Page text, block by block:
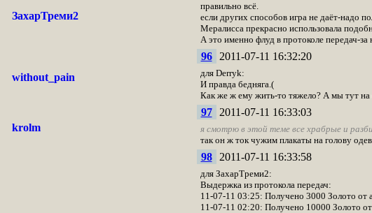
ЗахарТреми2
правильно всё.
если других способов игра не даёт-надо
Мералисса прекрасно использовала
А это именно флуд в протоколе передач-
without_pain
96 2011-07-11 16:32:20
для Derryk:
И правда бедняга.(
Как же ж ему жить-то тяжело? А мы тут на
krolm
97 2011-07-11 16:33:03
я смотрю в этой теме все храбрые и
так он ж ток чужим плакаты на голову
98 2011-07-11 16:33:58
для ЗахарТреми2:
Выдержка из протокола передач:
11-07-11 03:25: Получено 3000 Золото от
11-07-11 02:20: Получено 10000 Золото